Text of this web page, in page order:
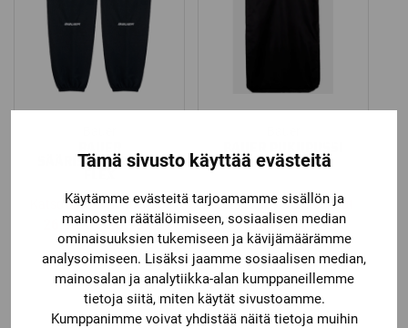
Tämä sivusto käyttää evästeitä
Käytämme evästeitä tarjoamamme sisällön ja
mainosten räätälöimiseen, sosiaalisen median
ominaisuuksien tukemiseen ja kävijämäärämme
analysoimiseen. Lisäksi jaamme sosiaalisen median,
mainosalan ja analytiikka-alan kumppaneillemme
tietoja siitä, miten käytät sivustoamme.
Kumppanimme voivat yhdistää näitä tietoja muihin
SÄÄRISUOJASUKKA
Katso kaikki vaihtoehdot
26,90€ – 30,90€Price
range:
26,90 €
through
30,90 €
Katso kaikki vaihtoehdot
44,90 €